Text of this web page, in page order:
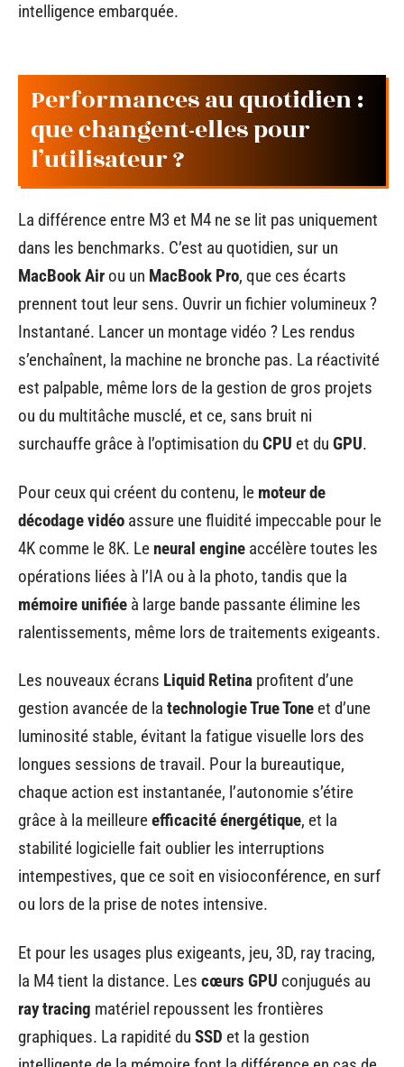
intelligence embarquée.
Performances au quotidien :
que changent-elles pour
l’utilisateur ?
La différence entre M3 et M4 ne se lit pas uniquement
dans les benchmarks. C’est au quotidien, sur un
MacBook Air ou un MacBook Pro, que ces écarts
prennent tout leur sens. Ouvrir un fichier volumineux ?
Instantané. Lancer un montage vidéo ? Les rendus
s’enchaînent, la machine ne bronche pas. La réactivité
est palpable, même lors de la gestion de gros projets
ou du multitâche musclé, et ce, sans bruit ni
surchauffe grâce à l’optimisation du CPU et du GPU.
Pour ceux qui créent du contenu, le moteur de
décodage vidéo assure une fluidité impeccable pour le
4K comme le 8K. Le neural engine accélère toutes les
opérations liées à l’IA ou à la photo, tandis que la
mémoire unifiée à large bande passante élimine les
ralentissements, même lors de traitements exigeants.
Les nouveaux écrans Liquid Retina profitent d’une
gestion avancée de la technologie True Tone et d’une
luminosité stable, évitant la fatigue visuelle lors des
longues sessions de travail. Pour la bureautique,
chaque action est instantanée, l’autonomie s’étire
grâce à la meilleureefficacité énergétique, et la
stabilité logicielle fait oublier les interruptions
intempestives, que ce soit en visioconférence, en surf
ou lors de la prise de notes intensive.
Et pour les usages plus exigeants, jeu, 3D, ray tracing,
la M4 tient la distance. Les cœurs GPU conjugués au
ray tracing matériel repoussent les frontières
graphiques. La rapidité du SSD et la gestion